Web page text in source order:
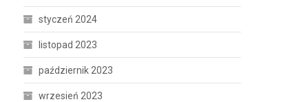
styczeń 2024
listopad 2023
październik 2023
wrzesień 2023